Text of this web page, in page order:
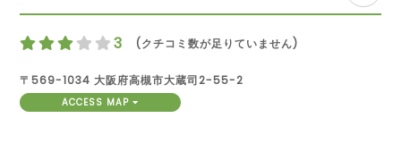
3 (クチコミ数が足りていません)
〒569-1034 大阪府高槻市大蔵司2-55-2
ACCESS MAP